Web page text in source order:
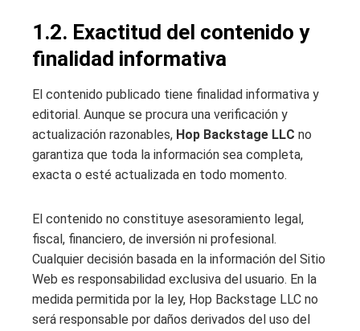
1.2. Exactitud del contenido y
finalidad informativa
El contenido publicado tiene finalidad informativa y
editorial. Aunque se procura una verificación y
actualización razonables, Hop Backstage LLC no
garantiza que toda la información sea completa,
exacta o esté actualizada en todo momento.
El contenido no constituye asesoramiento legal,
fiscal, financiero, de inversión ni profesional.
Cualquier decisión basada en la información del Sitio
Web es responsabilidad exclusiva del usuario. En la
medida permitida por la ley, Hop Backstage LLC no
será responsable por daños derivados del uso del